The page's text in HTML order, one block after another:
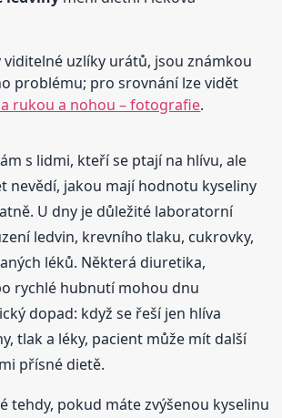
viditelné uzlíky urátů, jsou známkou
problému; pro srovnání lze vidět
rukou a nohou – fotografie.
s lidmi, kteří se ptají na hlívu, ale
nevědí, jakou mají hodnotu kyseliny
U dny je důležité laboratorní
ledvin, krevního tlaku, cukrovky,
léků. Některá diuretika,
rychlé hubnutí mohou dnu
dopad: když se řeší jen hlíva
tlak a léky, pacient může mít další
přísné dietě.
tehdy, pokud máte zvýšenou kyselinu